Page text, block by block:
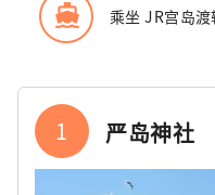
directions_boat 乘坐 JR宫岛
1 严岛神社